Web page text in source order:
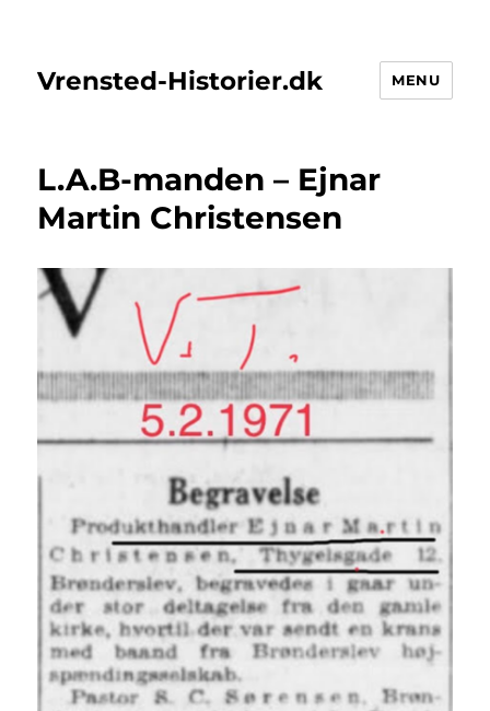
Vrensted-Historier.dk MENU
L.A.B-manden – Ejnar
Martin Christensen